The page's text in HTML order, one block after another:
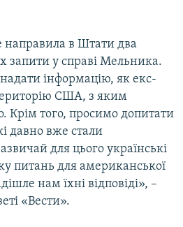
направила в Штати два
запити у справі Мельника.
інформацію, як екс-
США, з яким
Крім того, просимо допитати
давно вже стали
для цього українські
питань для американської
нам їхні відповіді», –
«Вести».